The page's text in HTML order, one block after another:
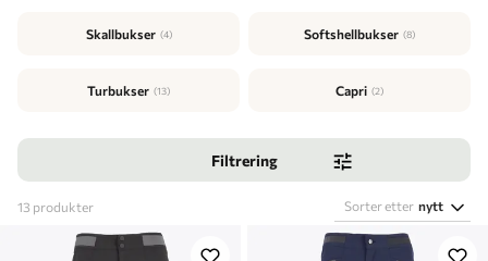
Skallbukser (4) Softshellbukser (8)
Turbukser (13) Capri (2)
Filtrering
13 produkter Sorter etter nytt